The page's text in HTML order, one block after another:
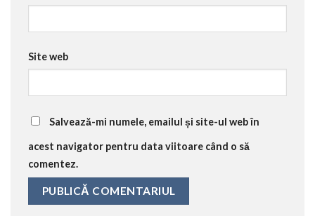
Site web
Salvează-mi numele, emailul și site-ul web în
acest navigator pentru data viitoare când o să
comentez.